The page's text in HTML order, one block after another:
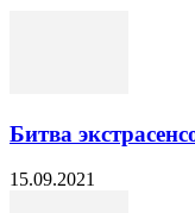
Битва
15.09.2021